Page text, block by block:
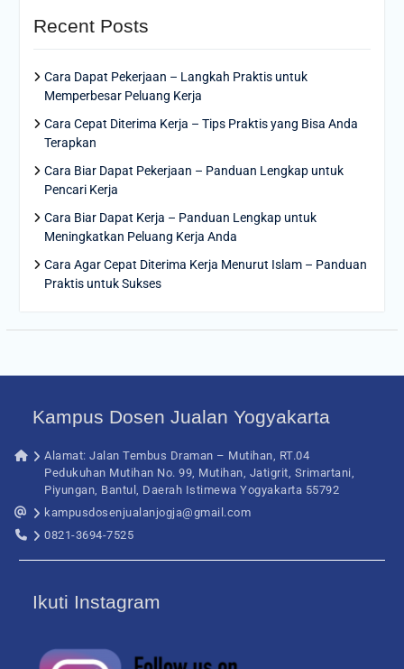
Recent Posts
Cara Dapat Pekerjaan – Langkah Praktis untuk
Memperbesar Peluang Kerja
Cara Cepat Diterima Kerja – Tips Praktis yang Bisa Anda
Terapkan
Cara Biar Dapat Pekerjaan – Panduan Lengkap untuk
Pencari Kerja
Cara Biar Dapat Kerja – Panduan Lengkap untuk
Meningkatkan Peluang Kerja Anda
Cara Agar Cepat Diterima Kerja Menurut Islam – Panduan
Praktis untuk Sukses
Kampus Dosen Jualan Yogyakarta
Alamat: Jalan Tembus Draman – Mutihan, RT.04
Pedukuhan Mutihan No. 99, Mutihan, Jatigrit, Srimartani,
Piyungan, Bantul, Daerah Istimewa Yogyakarta 55792
kampusdosenjualanjogja@gmail.com
0821-3694-7525
Ikuti Instagram